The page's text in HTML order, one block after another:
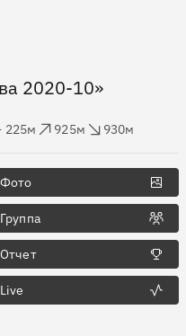
2020-10»
225м
Набор высоты
925м
Сброс высоты
930м
Фото
Группа
Отчет
Live